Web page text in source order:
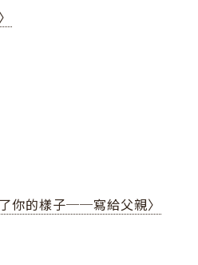
你的樣子──寫給父親〉